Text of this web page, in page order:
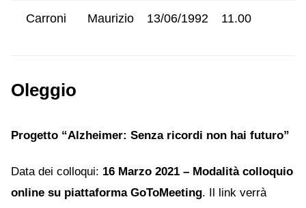
Carroni Maurizio 13/06/1992 11.00
Oleggio
Progetto “Alzheimer: Senza ricordi non hai futuro”
Data dei colloqui: 16 Marzo 2021 – Modalità colloquio
online su piattaforma GoToMeeting. Il link verrà